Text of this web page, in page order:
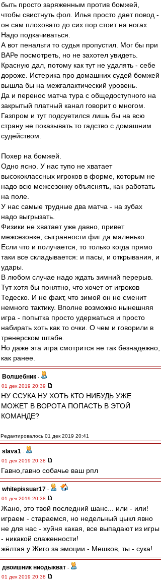
быть просто заряженным против бомжей,
чтобы свистнуть фол. Илья просто дает повод -
он сам плоховато до сих пор стоит на ногах.
Надо подкачиваться.
А вот пенальти то судья пропустил. Мог бы при
ВАРе посмотреть, но не захотел увидеть.
Красную дал, потому как тут не удалять - себе
дороже. Истерика про домашних судей бомжей
вышла бы на межгалактический уровень.
Да и перенос матча тура с общедоступного на
закрытый платный канал говорит о многом.
Газпром и тут подсуетился лишь бы на всю
страну не показывать то гадство с домашним
судейством.
Похер на бомжей.
Одно ясно. У нас тупо не хватает
высококлассных игроков в форме, которым не
надо всю межсезонку объяснять, как работать
на поле.
У нас самые трудные два матча - на зубах
надо выгрызать.
Физики не хватает уже давно, привет
межсезонке, сыгранности фиг да маленько.
Если что и получается, то только когда прямо
таки все складывается: и пасы, и открывания, и
удары.
В любом случае надо ждать зимний перерыв.
Тут хотя бы понятно, что хочет от игроков
Тедеско. И не факт, что зимой он не сменит
немного тактику. Вполне возможно нынешняя
игра - попытка просто удержаться и просто
набирать хоть как то очки. О чем и говорили в
тренерском штабе.
Но даже эта игра смотрится не так безнадежно,
как ранее.
Волшебник -
01 дек 2019 20:39
НУ ССУКА НУ ХОТЬ КТО НИБУДЬ УЖЕ
МОЖЕТ В ВОРОТА ПОПАСТЬ В ЭТОЙ
КОМАНДЕ?
Редактировалось 01 дек 2019 20:41
slava1 -
01 дек 2019 20:38
Гавно,гавно собачье ваш рпл
whitepissuar17 -
01 дек 2019 20:38
Жано, это твой последний шанс... или - или!
играем - стараемся, но недельный цыкл явно
не для нас - хуйня какая, все выпадают из игры
- никакой слаженности!
жёлтая у Жиго за эмоции - Мешков, ты - сука!
двоишник ниодыкват -
01 дек 2019 20:38